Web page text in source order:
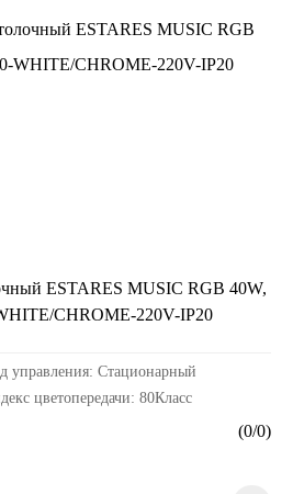
ESTARES MUSIC RGB 40W,
CHROME-220V-IP20
управления: Стационарный
цветопередачи: 80Класс
пульсации: 0,2Материалы к...
(0/0)